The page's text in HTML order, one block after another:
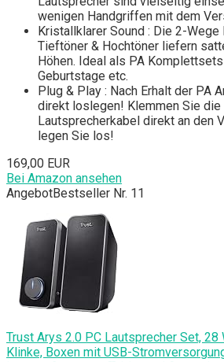
wenigen Handgriffen mit dem
Kristallklarer Sound : Die 2-
Tieftöner & Hochtöner liefern
Höhen. Ideal als PA
Geburtstage etc.
Plug & Play : Nach Erhalt der PA
direkt loslegen! Klemmen Sie die
Lautsprecherkabel direkt an den
legen Sie los!
169,00 EUR
Bei Amazon ansehen
AngebotBestseller Nr. 11
Trust Arys 2.0 PC Lautsprecher Set, 28
Klinke, Boxen mit USB-